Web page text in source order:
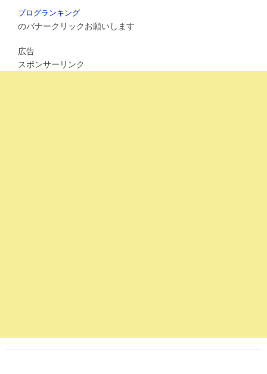
k
ブログランキング
のバナークリックお願いします
広告
スポンサーリンク